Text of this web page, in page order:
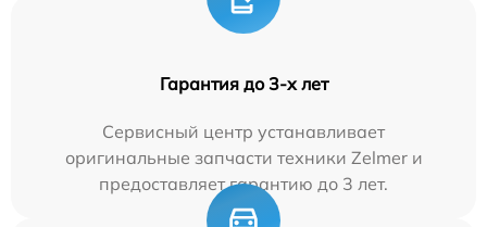
Гарантия до 3-х лет
Сервисный центр устанавливает
оригинальные запчасти техники Zelmer и
предоставляет гарантию до 3 лет.